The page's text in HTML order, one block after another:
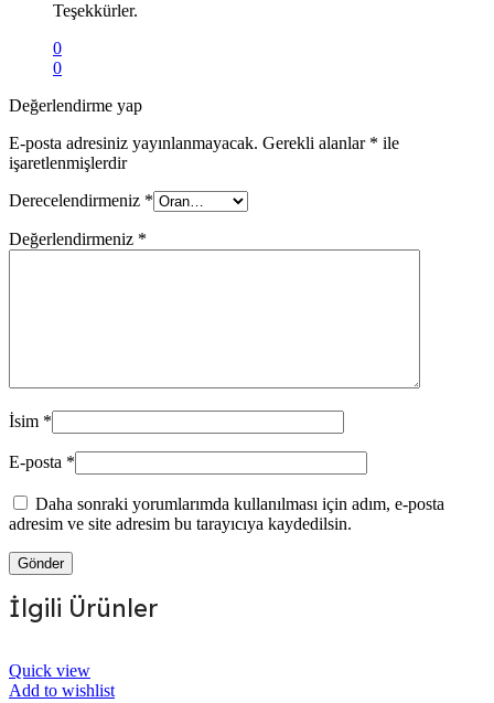
Teşekkürler.
0
0
Değerlendirme yap
E-posta adresiniz yayınlanmayacak. Gerekli alanlar * ile
işaretlenmişlerdir
Derecelendirmeniz *
Değerlendirmeniz *
İsim *
E-posta *
Daha sonraki yorumlarımda kullanılması için adım, e-posta
adresim ve site adresim bu tarayıcıya kaydedilsin.
İlgili Ürünler
Quick view
Add to wishlist